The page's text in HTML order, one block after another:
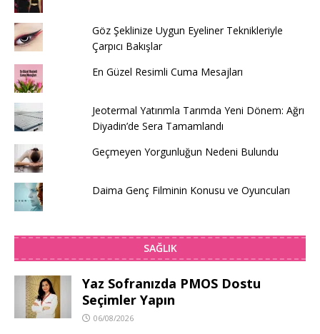
Göz Şeklinize Uygun Eyeliner Teknikleriyle
Çarpıcı Bakışlar
En Güzel Resimli Cuma Mesajları
Jeotermal Yatırımla Tarımda Yeni Dönem: Ağrı
Diyadin’de Sera Tamamlandı
Geçmeyen Yorgunluğun Nedeni Bulundu
Daima Genç Filminin Konusu ve Oyuncuları
SAĞLIK
Yaz Sofranızda PMOS Dostu
Seçimler Yapın
06/08/2026